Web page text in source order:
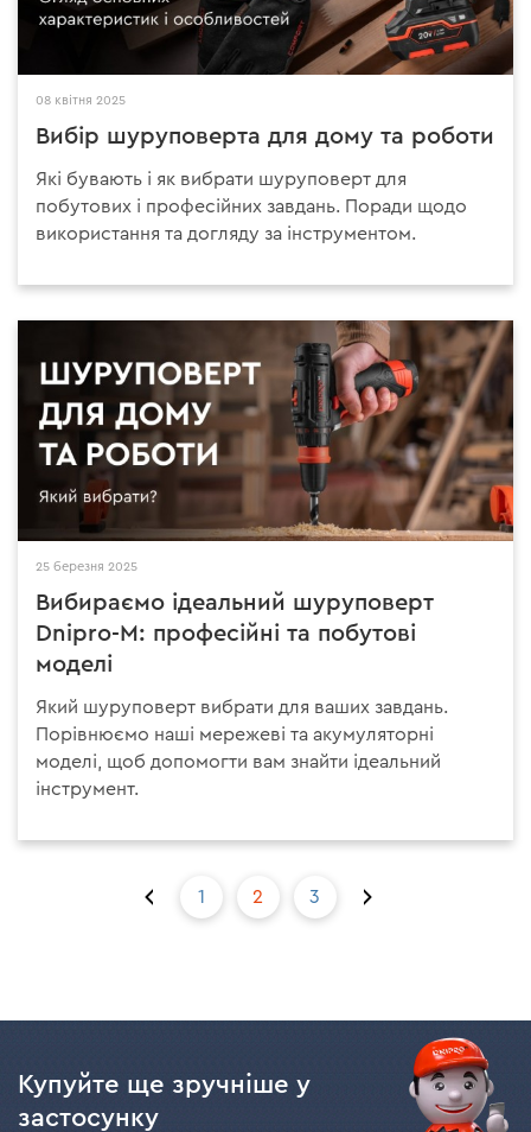
08 квітня 2025
Вибір шуруповерта для дому та роботи
Які бувають і як вибрати шуруповерт для
побутових і професійних завдань. Поради щодо
використання та догляду за інструментом.
25 березня 2025
Вибираємо ідеальний шуруповерт
Dnipro-M: професійні та побутові
моделі
Який шуруповерт вибрати для ваших завдань.
Порівнюємо наші мережеві та акумуляторні
моделі, щоб допомогти вам знайти ідеальний
інструмент.
Перша 1 2 3 Остання
Купуйте ще зручніше у
застосунку